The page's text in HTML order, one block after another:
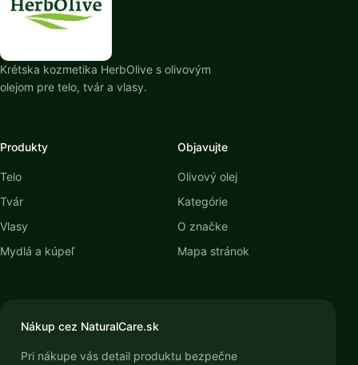
Krétska kozmetika HerbOlive s olivovým
olejom pre telo, tvár a vlasy.
Produkty
Telo
Tvár
Vlasy
Mydlá a kúpeľ
Objavujte
Olivový olej
Kategórie
O značke
Mapa stránok
Nákup cez NaturalCare.sk
Pri nákupe vás detail produktu bezpečne